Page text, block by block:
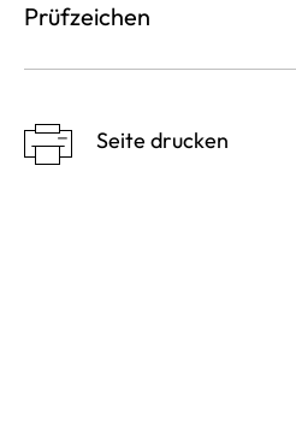
Prüfzeichen
Seite drucken